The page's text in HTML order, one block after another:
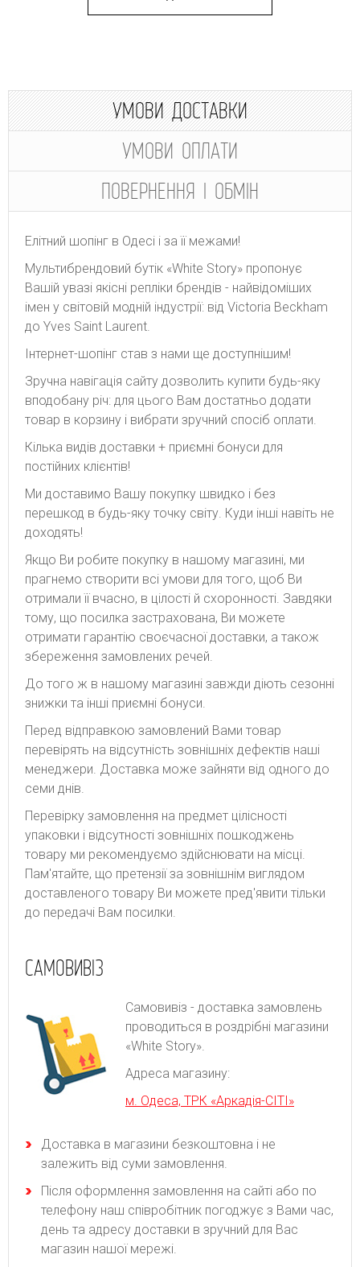
УМОВИ ДОСТАВКИ
УМОВИ ОПЛАТИ
ПОВЕРНЕННЯ І ОБМІН
Елітний шопінг в Одесі і за її межами!
Мультибрендовий бутік «White Story» пропонує
Вашій увазі якісні репліки брендів - найвідоміших
імен у світовій модній індустрії: від Victoria Beckham
до Yves Saint Laurent.
Інтернет-шопінг став з нами ще доступнішим!
Зручна навігація сайту дозволить купити будь-яку
вподобану річ: для цього Вам достатньо додати
товар в корзину і вибрати зручний спосіб оплати.
Кілька видів доставки + приємні бонуси для
постійних клієнтів!
Ми доставимо Вашу покупку швидко і без
перешкод в будь-яку точку світу. Куди інші навіть не
доходять!
Якщо Ви робите покупку в нашому магазині, ми
прагнемо створити всі умови для того, щоб Ви
отримали її вчасно, в цілості й схоронності. Завдяки
тому, що посилка застрахована, Ви можете
отримати гарантію своєчасної доставки, а також
збереження замовлених речей.
До того ж в нашому магазині завжди діють сезонні
знижки та інші приємні бонуси.
Перед відправкою замовлений Вами товар
перевірять на відсутність зовнішніх дефектів наші
менеджери. Доставка може зайняти від одного до
семи днів.
Перевірку замовлення на предмет цілісності
упаковки і відсутності зовнішніх пошкоджень
товару ми рекомендуємо здійснювати на місці.
Пам'ятайте, що претензії за зовнішнім виглядом
доставленого товару Ви можете пред'явити тільки
до передачі Вам посилки.
САМОВИВІЗ
Самовивіз - доставка замовлень
проводиться в роздрібні магазини
«White Story».
Адреса магазину:
м. Одеса, ТРК «Аркадія-СІТІ»
Доставка в магазини безкоштовна і не
залежить від суми замовлення.
Після оформлення замовлення на сайті або по
телефону наш співробітник погоджує з Вами час,
день та адресу доставки в зручний для Вас
магазин нашої мережі.